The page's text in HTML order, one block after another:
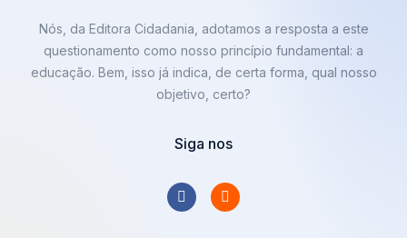
Nós, da Editora Cidadania, adotamos a resposta a este
questionamento como nosso princípio fundamental: a
educação. Bem, isso já indica, de certa forma, qual nosso
objetivo, certo?
Siga nos